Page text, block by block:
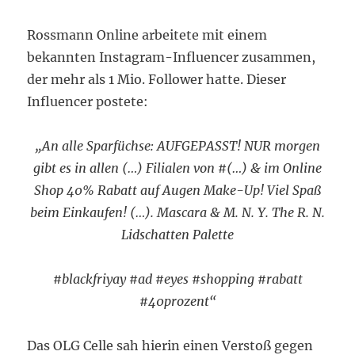
Rossmann Online arbeitete mit einem
bekannten Instagram-Influencer zusammen,
der mehr als 1 Mio. Follower hatte. Dieser
Influencer postete:
„An alle Sparfüchse: AUFGEPASST! NUR morgen
gibt es in allen (…) Filialen von #(…) & im Online
Shop 40% Rabatt auf Augen Make-Up! Viel Spaß
beim Einkaufen! (…). Mascara & M. N. Y. The R. N.
Lidschatten Palette
#blackfriyay #ad #eyes #shopping #rabatt
#40prozent“
Das OLG Celle sah hierin einen Verstoß gegen